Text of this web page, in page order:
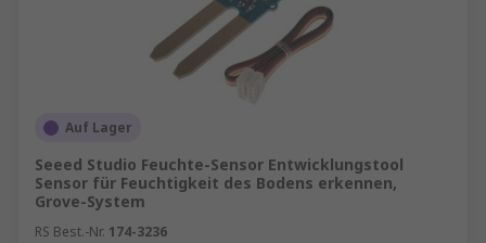
Auf Lager
Seeed Studio Feuchte-Sensor Entwicklungstool
Sensor für Feuchtigkeit des Bodens erkennen,
Grove-System
RS Best.-Nr. 174-3236